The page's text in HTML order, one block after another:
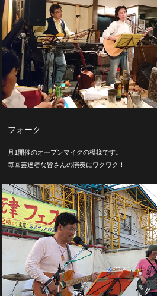
フォーク
月1開催のオープンマイクの模様です。
毎回芸達者な皆さんの演奏にワクワク！